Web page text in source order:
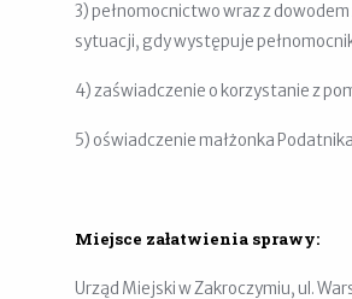
3) pełnomocnictwo wraz z
sytuacji, gdy występuje
4) zaświadczenie o korzystanie z
5) oświadczenie małżonka
Miejsce załatwienia sprawy:
Urząd Miejski w Zakroczymiu, ul.